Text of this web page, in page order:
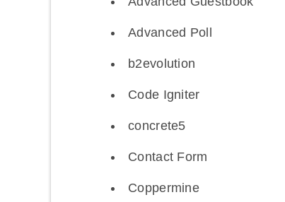
Advanced Poll
b2evolution
Code Igniter
concrete5
Contact Form
Coppermine